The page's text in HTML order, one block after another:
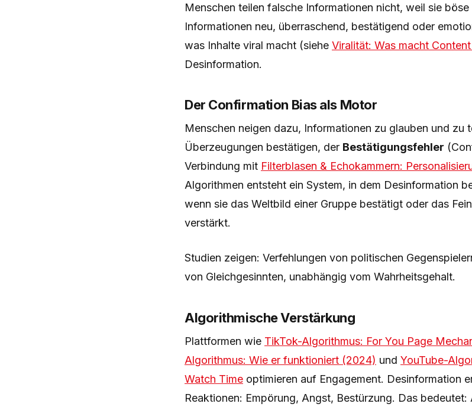
Menschen teilen falsche Informationen nicht, weil sie
Informationen neu, überraschend, bestätigend oder
was Inhalte viral macht (siehe Viralität: Was macht
Desinformation.
Der Confirmation Bias als Motor
Menschen neigen dazu, Informationen zu glauben und zu
Überzeugungen bestätigen, der Bestätigungsfehler
Verbindung mit Filterblasen & Echokammern:
Algorithmen entsteht ein System, in dem Desinformation
wenn sie das Weltbild einer Gruppe bestätigt oder das
verstärkt.
Studien zeigen: Verfehlungen von politischen
von Gleichgesinnten, unabhängig vom Wahrheitsgehalt.
Algorithmische Verstärkung
Plattformen wie TikTok-Algorithmus: For You Page
Algorithmus: Wie er funktioniert (2024) und YouTube-
Watch Time optimieren auf Engagement. Desinformation
Reaktionen: Empörung, Angst, Bestürzung. Das